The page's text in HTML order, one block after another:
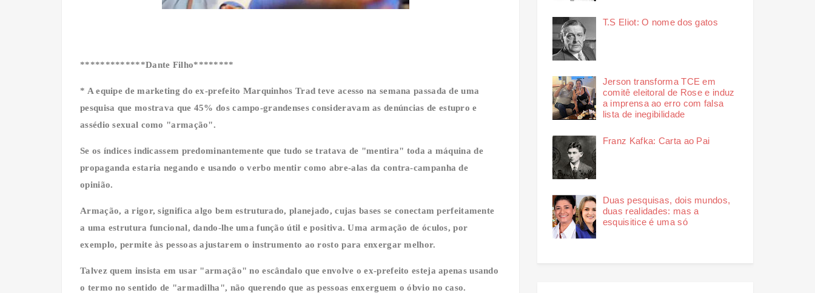
*************Dante Filho********
* A equipe de marketing do ex-prefeito Marquinhos Trad teve acesso na semana passada de uma
pesquisa que mostrava que 45% dos campo-grandenses consideravam as denúncias de estupro e
assédio sexual como "armação".
Se os índices indicassem predominantemente que tudo se tratava de "mentira" toda a máquina de
propaganda estaria negando e usando o verbo mentir como abre-alas da contra-campanha de
opinião.
Armação, a rigor, significa algo bem estruturado, planejado, cujas bases se conectam perfeitamente
a uma estrutura funcional, dando-lhe uma função útil e positiva. Uma armação de óculos, por
exemplo, permite às pessoas ajustarem o instrumento ao rosto para enxergar melhor.
Talvez quem insista em usar "armação" no escândalo que envolve o ex-prefeito esteja apenas usando
o termo no sentido de "armadilha", não querendo que as pessoas enxerguem o óbvio no caso.
T.S Eliot: O nome dos gatos
Jerson transforma TCE em
comitê eleitoral de Rose e induz
a imprensa ao erro com falsa
lista de inegibilidade
Franz Kafka: Carta ao Pai
Duas pesquisas, dois mundos,
duas realidades: mas a
esquisitice é uma só